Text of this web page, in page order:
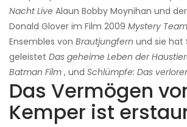
Nacht Live Alaun Bobby Moynihan und
Donald Glover im Film 2009 Mystery Team
Ensembles von Brautjungfern und sie hat
geleistet Das geheime Leben der
Batman Film , und Schlümpfe: Das
Das Vermögen
Kemper ist